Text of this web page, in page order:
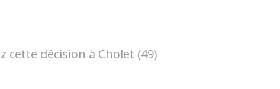
cette décision à Cholet (49)